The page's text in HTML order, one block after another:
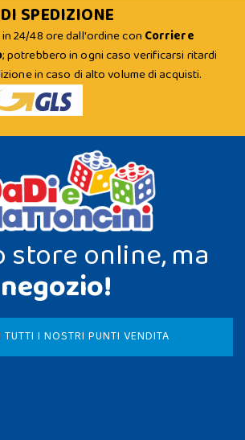
SPEDIZIONE
24/48 ore dall'ordine con Corriere
; potrebbero in ogni caso verificarsi ritardi
in caso di alto volume di acquisti.
store online, ma
TUTTI I NOSTRI PUNTI VENDITA